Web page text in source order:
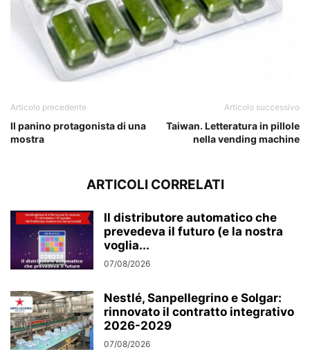
Articolo precedente
Il panino protagonista di una
mostra
Articolo successivo
Taiwan. Letteratura in pillole
nella vending machine
ARTICOLI CORRELATI
Il distributore automatico che
prevedeva il futuro (e la nostra
voglia...
07/08/2026
Nestlé, Sanpellegrino e Solgar:
rinnovato il contratto integrativo
2026-2029
07/08/2026